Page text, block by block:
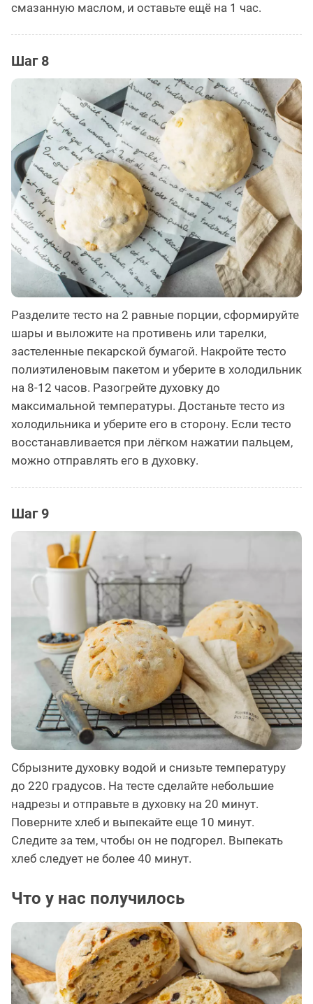
смазанную маслом, и оставьте ещё на 1 час.
Шаг 8
Разделите тесто на 2 равные порции, сформируйте
шары и выложите на противень или тарелки,
застеленные пекарской бумагой. Накройте тесто
полиэтиленовым пакетом и уберите в холодильник
на 8-12 часов. Разогрейте духовку до
максимальной температуры. Достаньте тесто из
холодильника и уберите его в сторону. Если тесто
восстанавливается при лёгком нажатии пальцем,
можно отправлять его в духовку.
Шаг 9
Сбрызните духовку водой и снизьте температуру
до 220 градусов. На тесте сделайте небольшие
надрезы и отправьте в духовку на 20 минут.
Поверните хлеб и выпекайте еще 10 минут.
Следите за тем, чтобы он не подгорел. Выпекать
хлеб следует не более 40 минут.
Что у нас получилось